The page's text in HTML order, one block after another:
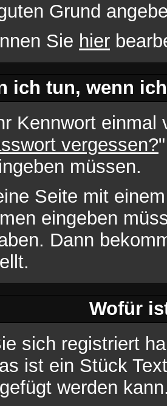
Grund
Sie hier
ich tun, wenn
Kennwort
vergessen?
müssen.
Seite mit
eingeben
Dann
Wofür
sich registriert
ist ein Stück
werden